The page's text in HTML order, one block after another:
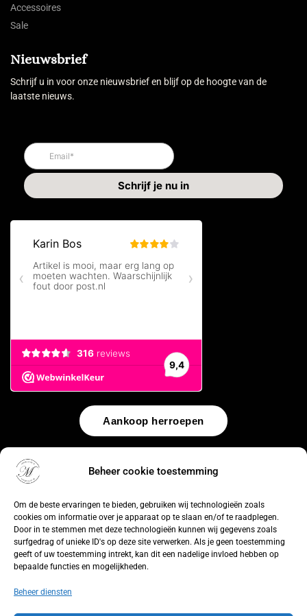
Beheer cookie toestemming
Om de beste ervaringen te bieden, gebruiken wij technologieën zoals
cookies om informatie over je apparaat op te slaan en/of te raadplegen.
Door in te stemmen met deze technologieën kunnen wij gegevens zoals
surfgedrag of unieke ID's op deze site verwerken. Als je geen toestemming
geeft of uw toestemming intrekt, kan dit een nadelige invloed hebben op
bepaalde functies en mogelijkheden.
Beheer diensten
Accessoires
Sale
Nieuwsbrief
Schrijf u in voor onze nieuwsbrief en blijf op de hoogte van de
laatste nieuws.
Aankoop herroepen
Privacy Policy CookiebeleidSitemap